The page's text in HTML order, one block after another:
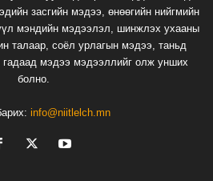
засгийн мэдээ, өнөөгийн нийгмийн
мэндийн мэдээлэл, шинжлэх ухааны
талаар, соёл урлагын мэдээ, таньд
гадаад мэдээ мэдээллийг олж унших
болно.
info@niitlelch.mn